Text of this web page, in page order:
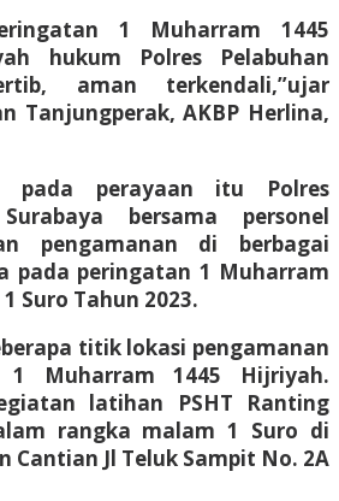
1 Muharram 1445
hukum Polres Pelabuhan
aman terkendali,”ujar
Tanjungperak, AKBP Herlina,
pada perayaan itu Polres
bersama personel
pengamanan di berbagai
pada peringatan 1 Muharram
Suro Tahun 2023.
titik lokasi pengamanan
1 Muharram 1445 Hijriyah.
latihan PSHT Ranting
rangka malam 1 Suro di
Cantian Jl Teluk Sampit No. 2A